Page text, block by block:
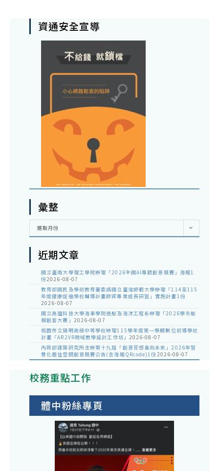
資通安全宣導
彙整
彙
選取月份
近期文章
國立臺南大學理工學院辦理「2026全國AI專題創意競賽」海報1
份2026-08-07
教育部國民及學前教育署委請國立臺灣師範大學辦理「114至115
年度健康促進學校輔導計畫師資專業成長研習」實施計畫1份
2026-08-07
國立高雄科技大學海事學院造船及海洋工程系辦理「2026學生船
模創客大賽」 2026-08-07
桃園市立陽明高級中等學校辦理115學年度第一學期數位前導學校
計畫「AR2VR跨域教學設計工作坊」 2026-08-07
內政部建築研究所主辦第十九屆「創意狂想巢向未來」2026年智
慧化居住空間創意競賽公告(含海報QRcode)1份2026-08-07
校務重點工作
體中粉絲專頁